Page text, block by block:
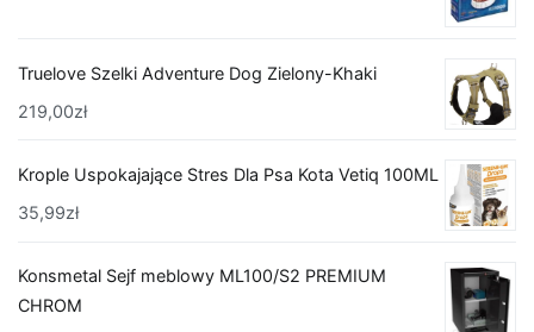
Truelove Szelki Adventure Dog Zielony-Khaki
219,00zł
Krople Uspokajające Stres Dla Psa Kota Vetiq 100ML
35,99zł
Konsmetal Sejf meblowy ML100/S2 PREMIUM
CHROM